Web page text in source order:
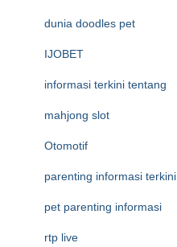
dunia doodles pet
IJOBET
informasi terkini tentang
mahjong slot
Otomotif
parenting informasi terkini
pet parenting informasi
rtp live